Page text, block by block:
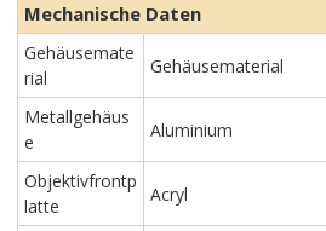
Mechanische Daten
Gehäusemate
rial
Gehäusematerial
Metallgehäus
e
Aluminium
Objektivfrontp
latte
Acryl